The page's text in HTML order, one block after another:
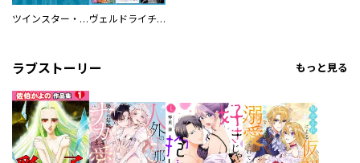
ツインスター・サイクロン・ランナウェイ ヴェルドライチオシ聖典パック 『転スラ』ミニ画集付き シリウス人気作３選
ラブストーリー もっと見る